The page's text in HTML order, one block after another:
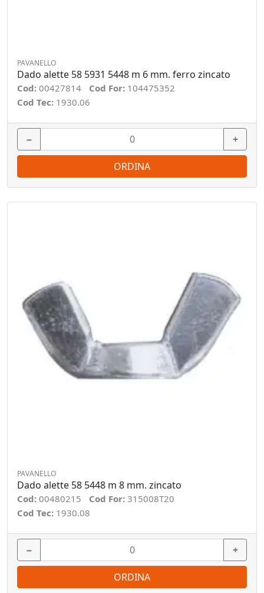
PAVANELLO
Dado alette 58 5931 5448 m 6 mm. ferro zincato
Cod: 00427814 Cod For: 104475352
Cod Tec: 1930.06
− +
ORDINA
PAVANELLO
Dado alette 58 5448 m 8 mm. zincato
Cod: 00480215 Cod For: 315008T20
Cod Tec: 1930.08
− +
ORDINA